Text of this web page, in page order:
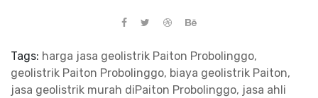
Tags: harga jasa geolistrik Paiton Probolinggo,
geolistrik Paiton Probolinggo, biaya geolistrik Paiton,
jasa geolistrik murah diPaiton Probolinggo, jasa ahli